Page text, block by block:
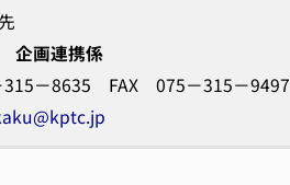
企画連携係
－8635 FAX 075－315－9497